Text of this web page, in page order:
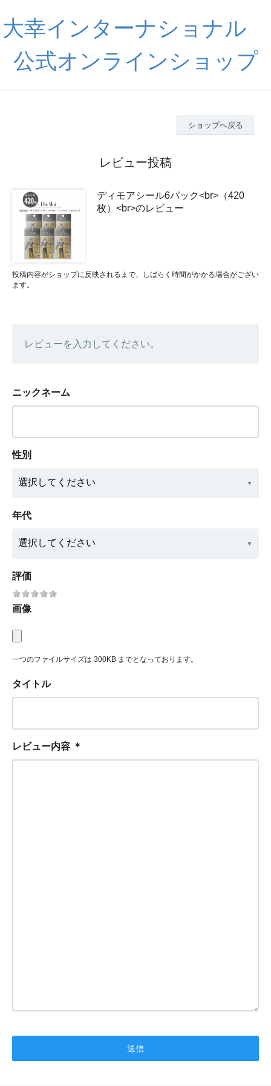
大幸インターナショナル
公式オンラインショップ
ショップへ戻る
レビュー投稿
ディモアシール6パック<br>（420
枚）<br>のレビュー
投稿内容がショップに反映されるまで、しばらく時間がかかる場合がござい
ます。
レビューを入力してください。
ニックネーム
性別
年代
評価
画像
一つのファイルサイズは 300KB までとなっております。
タイトル
レビュー内容 ＊